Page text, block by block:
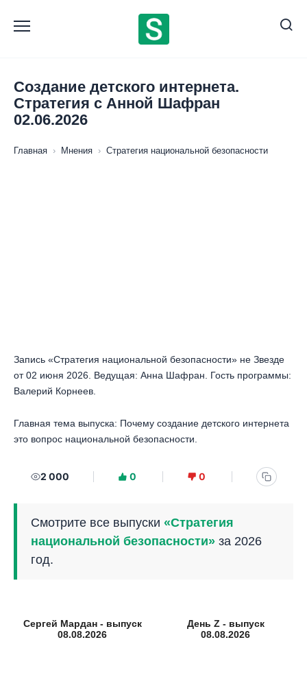
содержанию
Создание детского интернета.
Стратегия с Анной Шафран
02.06.2026
Главная › Мнения › Стратегия национальной безопасности
Запись «Стратегия национальной безопасности» не Звезде
от 02 июня 2026. Ведущая: Анна Шафран. Гость программы:
Валерий Корнеев.
Главная тема выпуска: Почему создание детского интернета
это вопрос национальной безопасности.
2 000 0 0
Смотрите все выпуски «Стратегия
национальной безопасности» за 2026
год.
Сергей Мардан - выпуск
08.08.2026
День Z - выпуск
08.08.2026